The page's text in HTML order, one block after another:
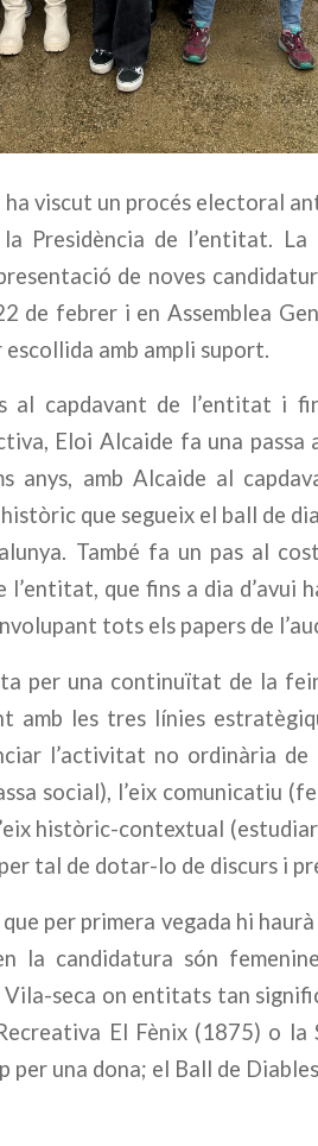
ha viscut un procés electoral
Presidència de l’entitat.
de noves
de febrer i en Assemblea
amb ampli suport.
al capdavant de l’entitat i
Eloi Alcaide fa una passa
anys, amb Alcaide al
que segueix el ball de
També fa un pas al
que fins a dia d’avui
tots els papers de
per una continuïtat de la
amb les tres línies
l’activitat no ordinària de
social), l’eix comunicatiu
històric-contextual
tal de dotar-lo de discurs i
per primera vegada hi
la candidatura són
Vila-seca on entitats tan
El Fènix (1875) o
per una dona; el Ball de Diables